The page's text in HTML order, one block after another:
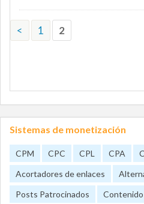
< 1 2
Sistemas de monetización
CPM CPC CPL CPA
Acortadores de enlaces
Posts Patrocinados
Contenido